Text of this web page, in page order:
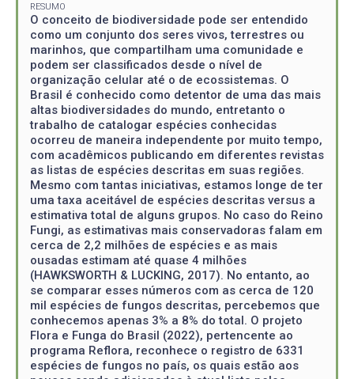
RESUMO
O conceito de biodiversidade pode ser entendido
como um conjunto dos seres vivos, terrestres ou
marinhos, que compartilham uma comunidade e
podem ser classificados desde o nível de
organização celular até o de ecossistemas. O
Brasil é conhecido como detentor de uma das mais
altas biodiversidades do mundo, entretanto o
trabalho de catalogar espécies conhecidas
ocorreu de maneira independente por muito tempo,
com acadêmicos publicando em diferentes revistas
as listas de espécies descritas em suas regiões.
Mesmo com tantas iniciativas, estamos longe de ter
uma taxa aceitável de espécies descritas versus a
estimativa total de alguns grupos. No caso do Reino
Fungi, as estimativas mais conservadoras falam em
cerca de 2,2 milhões de espécies e as mais
ousadas estimam até quase 4 milhões
(HAWKSWORTH & LUCKING, 2017). No entanto, ao
se comparar esses números com as cerca de 120
mil espécies de fungos descritas, percebemos que
conhecemos apenas 3% a 8% do total. O projeto
Flora e Funga do Brasil (2022), pertencente ao
programa Reflora, reconhece o registro de 6331
espécies de fungos no país, os quais estão aos